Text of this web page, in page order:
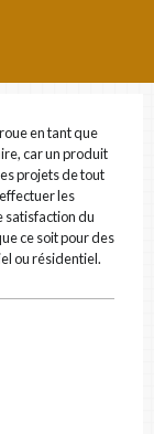
en tant que
car un produit
projets de tout
les
satisfaction du
ce soit pour des
ou résidentiel.